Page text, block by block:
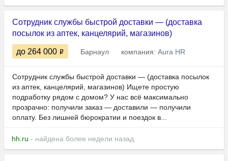
Сотрудник службы быстрой доставки — (доставка
посылок из аптек, канцелярий, магазинов)
до 264 000 Барнаул компания: Aura HR
Сотрудник службы быстрой доставки — (доставка посылок
из аптек, канцелярий, магазинов) Ищете простую
подработку рядом с домом? У нас всё максимально
прозрачно: получили заказ — доставили — получили
оплату. Без лишней бюрократии и поездок в...
hh.ru - найдена более недели назад